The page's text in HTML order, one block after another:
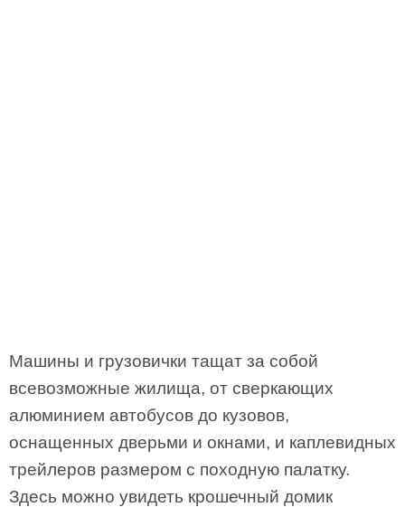
Машины и грузовички тащат за собой
всевозможные жилища, от сверкающих
алюминием автобусов до кузовов,
оснащенных дверьми и окнами, и каплевидных
трейлеров размером с походную палатку.
Здесь можно увидеть крошечный домик